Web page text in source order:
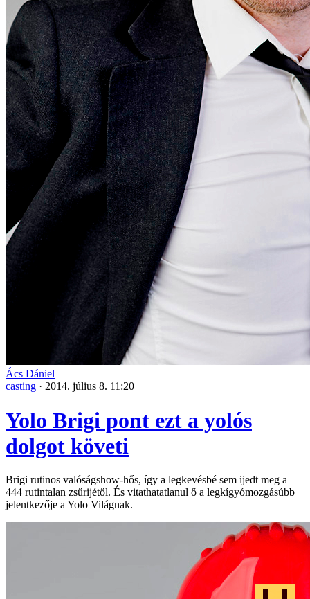
Ács Dániel
casting · 2014. július 8. 11:20
Yolo Brigi pont ezt a yolós
dolgot követi
Brigi rutinos valóságshow-hős, így a legkevésbé sem ijedt meg a
444 rutintalan zsűrijétől. És vitathatatlanul ő a legkígyómozgásúbb
jelentkezője a Yolo Világnak.